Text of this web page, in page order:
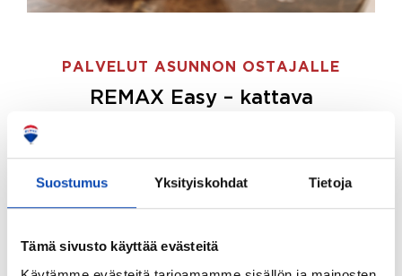
Suostumus Yksityiskohdat Tietoja
Tämä sivusto käyttää evästeitä
PALVELUT ASUNNON OSTAJALLE
REMAX Easy – kattava
ostajille.
Tee ostotoimeksianto ja etsimme juuri